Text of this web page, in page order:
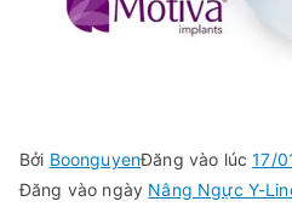
Bởi BoonguyenĐăng vào lúc17/
Đăng vào ngày Nâng Ngực Y-